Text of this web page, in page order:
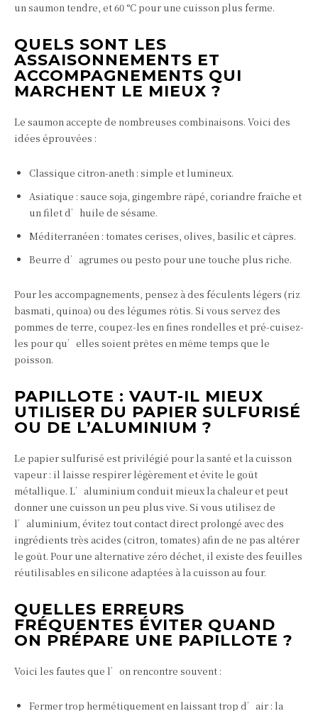
un saumon tendre, et 60 °C pour une cuisson plus ferme.
QUELS SONT LES
ASSAISONNEMENTS ET
ACCOMPAGNEMENTS QUI
MARCHENT LE MIEUX ?
Le saumon accepte de nombreuses combinaisons. Voici des
idées éprouvées :
Classique citron-aneth : simple et lumineux.
Asiatique : sauce soja, gingembre râpé, coriandre fraîche et
un filet d’huile de sésame.
Méditerranéen : tomates cerises, olives, basilic et câpres.
Beurre d’agrumes ou pesto pour une touche plus riche.
Pour les accompagnements, pensez à des féculents légers (riz
basmati, quinoa) ou des légumes rôtis. Si vous servez des
pommes de terre, coupez-les en fines rondelles et pré-cuisez-
les pour qu’elles soient prêtes en même temps que le
poisson.
PAPILLOTE : VAUT-IL MIEUX
UTILISER DU PAPIER SULFURISÉ
OU DE L’ALUMINIUM ?
Le papier sulfurisé est privilégié pour la santé et la cuisson
vapeur : il laisse respirer légèrement et évite le goût
métallique. L’aluminium conduit mieux la chaleur et peut
donner une cuisson un peu plus vive. Si vous utilisez de
l’aluminium, évitez tout contact direct prolongé avec des
ingrédients très acides (citron, tomates) afin de ne pas altérer
le goût. Pour une alternative zéro déchet, il existe des feuilles
réutilisables en silicone adaptées à la cuisson au four.
QUELLES ERREURS
FRÉQUENTES ÉVITER QUAND
ON PRÉPARE UNE PAPILLOTE ?
Voici les fautes que l’on rencontre souvent :
Fermer trop hermétiquement en laissant trop d’air : la